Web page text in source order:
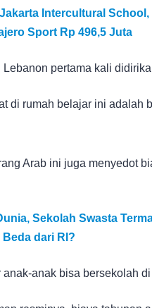
Intercultural
Sport Rp 496,5 Juta
pertama kali
di rumah belajar ini adalah
Arab ini juga menyedot
Sekolah Swasta
dari RI?
anak-anak bisa bersekolah